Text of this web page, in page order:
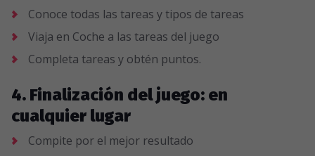
Conoce todas las tareas y tipos de tareas
Viaja en Coche a las tareas del juego
Completa tareas y obtén puntos.
4. Finalización del juego: en
cualquier lugar
Compite por el mejor resultado